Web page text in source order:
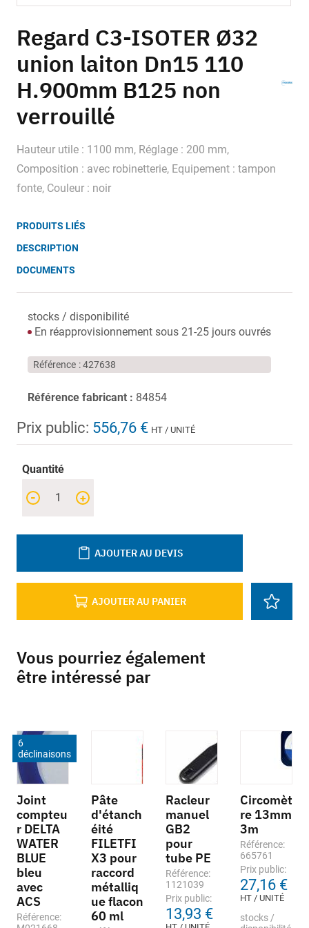
to
the
beginning
of
the
gallery
Regard C3-ISOTER Ø32
union laiton Dn15 110
H.900mm B125 non
verrouillé
Hauteur utile : 1100 mm, Réglage : 200 mm,
Composition : avec robinetterie, Equipement : tampon
fonte, Couleur : noir
PRODUITS LIÉS
DESCRIPTION
DOCUMENTS
stocks / disponibilité
En réapprovisionnement sous 21-25 jours ouvrés
Référence 427638
Référence fabricant : 84854
Prix public: 556,76 € HT / UNITÉ
Quantité
+
-
AJOUTER AU PANIER
AJOUTER AU DEVIS
Vous pourriez également
être intéressé par
6
déclinaisons
Joint
compteu
r DELTA
WATER
BLUE
bleu
avec
ACS
Référence:
Pâte
d'étanch
éité
FILETFI
X3 pour
raccord
métalliq
ue flacon
60 ml
Racleur
manuel
GB2
pour
tube PE
Référence:
1121039
Prix public:
13,93 €
Circomèt
re 13mm
3m
Référence:
665761
Prix public:
27,16 €
HT / UNITÉ
stocks /